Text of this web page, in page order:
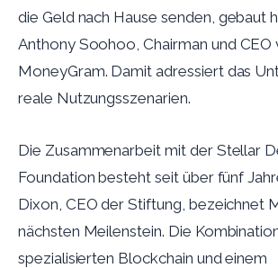
die Geld nach Hause senden, gebaut
Anthony Soohoo, Chairman und CEO
MoneyGram. Damit adressiert das
reale Nutzungsszenarien.
Die Zusammenarbeit mit der Stellar
Foundation besteht seit über fünf
Dixon, CEO der Stiftung, bezeichnet
nächsten Meilenstein. Die
spezialisierten Blockchain und einem